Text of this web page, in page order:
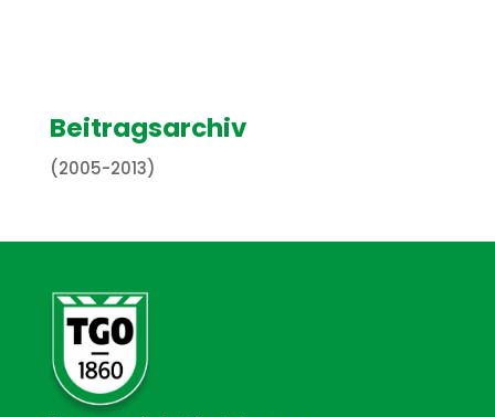
Beitragsarchiv
(2005-2013)